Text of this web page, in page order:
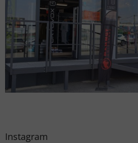
Instagram